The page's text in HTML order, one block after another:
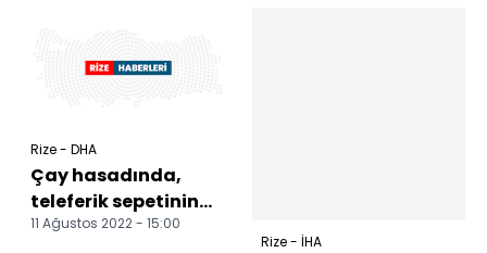
Rize - DHA
Çay hasadında,
teleferik sepetinin
çarpmasıyla
11 Ağustos 2022 - 15:00
Rize - İHA